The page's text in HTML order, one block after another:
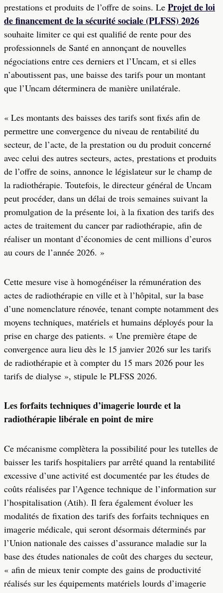
prestations et produits de l’offre de soins. Le Projet de loi
de financement de la sécurité sociale (PLFSS) 2026
souhaite limiter ce qui est qualifié de rente pour des
professionnels de Santé en annonçant de nouvelles
négociations entre ces derniers et l’Uncam, et si elles
n’aboutissent pas, une baisse des tarifs pour un montant
que l’Uncam déterminera de manière unilatérale.
« Les montants des baisses des tarifs sont fixés afin de
permettre une convergence du niveau de rentabilité du
secteur, de l’acte, de la prestation ou du produit concerné
avec celui des autres secteurs, actes, prestations et produits
de l’offre de soins, annonce le législateur sur le champ de
la radiothérapie. Toutefois, le directeur général de Uncam
peut procéder, dans un délai de trois semaines suivant la
promulgation de la présente loi, à la fixation des tarifs des
actes de traitement du cancer par radiothérapie, afin de
réaliser un montant d’économies de cent millions d’euros
au cours de l’année 2026. »
Cette mesure vise à homogénéiser la rémunération des
actes de radiothérapie en ville et à l’hôpital, sur la base
d’une nomenclature rénovée, tenant compte notamment des
moyens techniques, matériels et humains déployés pour la
prise en charge des patients. « Une première étape de
convergence aura lieu dès le 15 janvier 2026 sur les tarifs
de radiothérapie et à compter du 15 mars 2026 pour les
tarifs de dialyse », stipule le PLFSS 2026.
Les forfaits techniques d’imagerie lourde et la
radiothérapie libérale en point de mire
Ce mécanisme complètera la possibilité pour les tutelles de
baisser les tarifs hospitaliers par arrêté quand la rentabilité
excessive d’une activité est documentée par les études de
coûts réalisées par l’Agence technique de l’information sur
l’hospitalisation (Atih). Il fera également évoluer les
modalités de fixation des tarifs des forfaits techniques en
imagerie médicale, qui seront désormais déterminés par
l’Union nationale des caisses d’assurance maladie sur la
base des études nationales de coût des charges du secteur,
« afin de mieux tenir compte des gains de productivité
réalisés sur les équipements matériels lourds d’imagerie